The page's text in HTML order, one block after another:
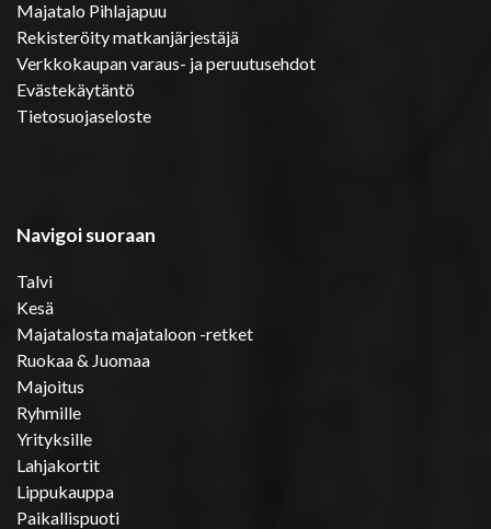
Majatalo Pihlajapuu
Rekisteröity matkanjärjestäjä
Verkkokaupan varaus- ja peruutusehdot
Evästekäytäntö
Tietosuojaseloste
Navigoi suoraan
Talvi
Kesä
Majatalosta majataloon -retket
Ruokaa & Juomaa
Majoitus
Ryhmille
Yrityksille
Lahjakortit
Lippukauppa
Paikallispuoti